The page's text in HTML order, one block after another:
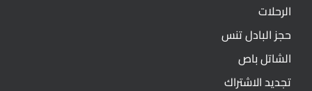
الرحلات
حجز البادل تنس
الشاتل باص
تجديد الاشتراك